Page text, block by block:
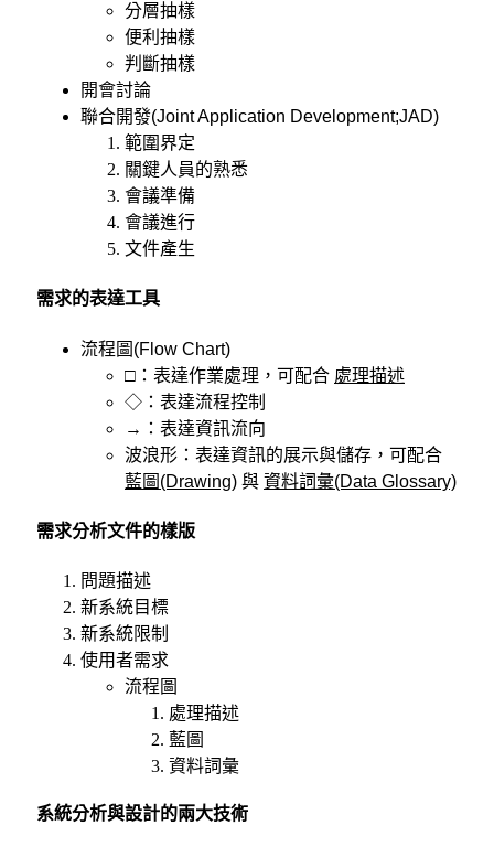
分層抽樣
便利抽樣
判斷抽樣
開會討論
聯合開發(Joint Application Development;JAD)
範圍界定
關鍵人員的熟悉
會議準備
會議進行
文件產生
需求的表達工具
流程圖(Flow Chart)
□：表達作業處理，可配合 處理描述
◇：表達流程控制
→：表達資訊流向
波浪形：表達資訊的展示與儲存，可配合
藍圖(Drawing) 與 資料詞彙(Data Glossary)
需求分析文件的樣版
問題描述
新系統目標
新系統限制
使用者需求
流程圖
處理描述
藍圖
資料詞彙
系統分析與設計的兩大技術